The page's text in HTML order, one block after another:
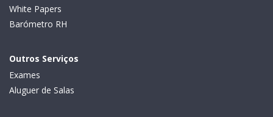
White Papers
Barómetro RH
Outros Serviços
Exames
Aluguer de Salas